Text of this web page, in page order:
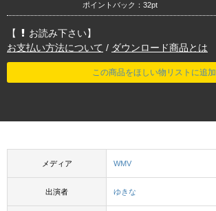
ポイントバック：32pt
【
お読み下さい】
お支払い方法について / ダウンロード商品とは
この商品をほしい物リストに追加
メディア WMV
出演者 ゆきな